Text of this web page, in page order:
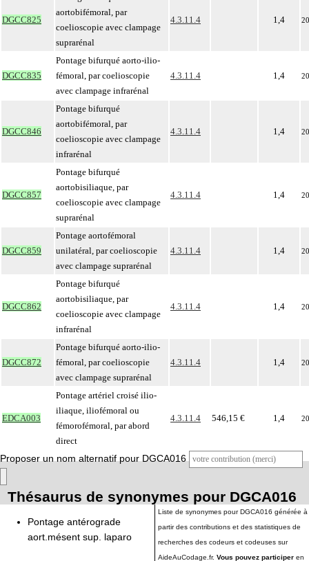
DGCC825
aortobifémoral, par
coelioscopie avec clampage
suprarénal
4.3.11.4 1,4
DGCC835
Pontage bifurqué aorto-ilio-
fémoral, par coelioscopie
avec clampage infrarénal
4.3.11.4 1,4
DGCC846
Pontage bifurqué
aortobifémoral, par
coelioscopie avec clampage
infrarénal
4.3.11.4 1,4
DGCC857
Pontage bifurqué
aortobisiliaque, par
coelioscopie avec clampage
suprarénal
4.3.11.4 1,4
DGCC859
Pontage aortofémoral
unilatéral, par coelioscopie
avec clampage suprarénal
4.3.11.4 1,4
DGCC862
Pontage bifurqué
aortobisiliaque, par
coelioscopie avec clampage
infrarénal
4.3.11.4 1,4
DGCC872
Pontage bifurqué aorto-ilio-
fémoral, par coelioscopie
avec clampage suprarénal
4.3.11.4 1,4
EDCA003
Pontage artériel croisé ilio-
iliaque, iliofémoral ou
fémorofémoral, par abord
direct
4.3.11.4 546,15 € 1,4
Proposer un nom alternatif pour DGCA016
Thésaurus de synonymes pour DGCA016
Pontage antérograde
aort.mésent sup. laparo
Liste de synonymes pour DGCA016 générée à
partir des contributions et des statistiques de
recherches des codeurs et codeuses sur
AideAuCodage.fr. Vous pouvez participer en